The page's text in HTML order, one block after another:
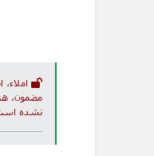
مضمون،
نشده